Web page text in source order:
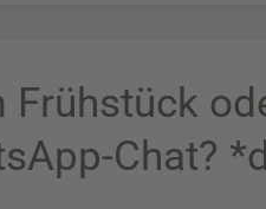
Frühstück
Chat?